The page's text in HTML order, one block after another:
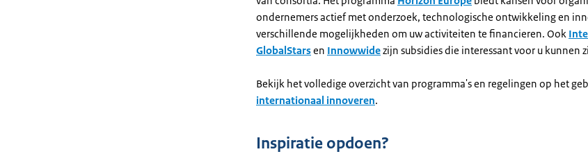
ondernemers actief met onderzoek, technologische ontwikkeling en
verschillende mogelijkheden om uw activiteiten te financieren. Ook
GlobalStarsen Innowwidezijn subsidies die interessant voor u kunnen
Bekijk het volledige overzicht van programma's en regelingen op het
internationaal innoveren.
Inspiratie opdoen?